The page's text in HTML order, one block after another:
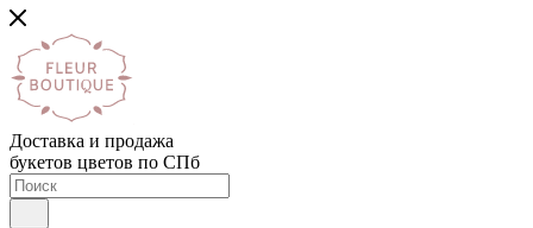
Доставка и продажа
букетов цветов по СПб